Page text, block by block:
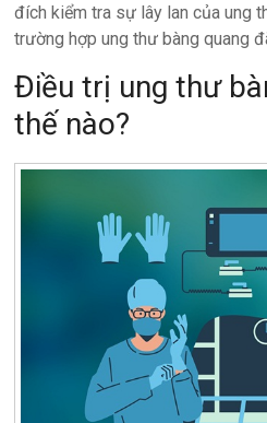
đích kiểm tra sự lây lan của ung
trường hợp ung thư bàng quang
Điều trị ung thư
thế nào?